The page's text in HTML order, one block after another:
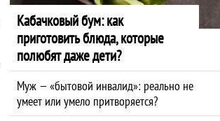
Кабачковый бум: как
приготовить блюда, которые
полюбят даже дети?
Муж — «бытовой инвалид»: реально не
умеет или умело притворяется?